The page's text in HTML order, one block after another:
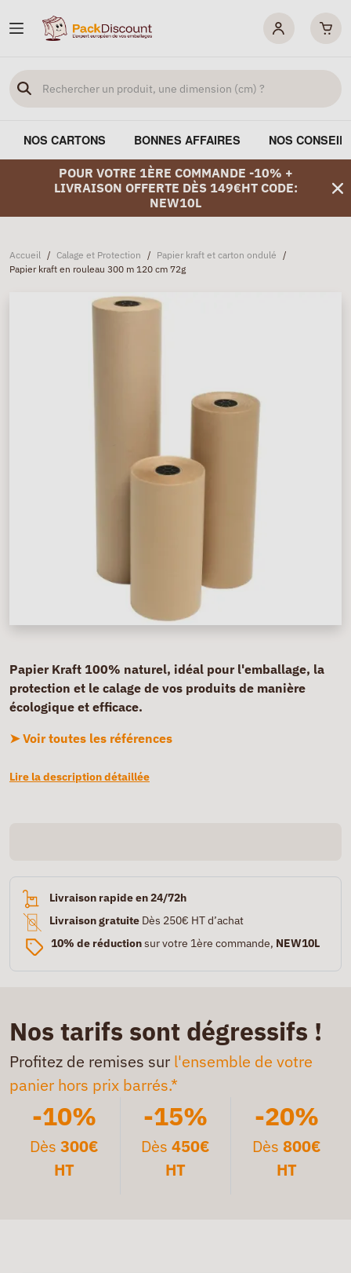
NOS CARTONS BONNES AFFAIRES NOS
POUR VOTRE 1ÈRE COMMANDE -10% +
LIVRAISON OFFERTE DÈS 149€HT CODE:
NEW10L
Accueil / Calage et Protection / Papier kraft et carton ondulé /
Papier kraft en rouleau 300 m 120 cm 72g
Papier Kraft 100% naturel, idéal pour l'emballage, la
protection et le calage de vos produits de manière
écologique et efficace.
➤ Voir toutes les références
Lire la description détaillée
Livraison rapide en 24/72h
Livraison gratuite Dès 250€ HT d’achat
10% de réductionsur votre 1ère commande, NEW10L
Nos tarifs sont dégressifs !
Profitez de remises sur l'ensemble de votre
panier hors prix barrés.*
-10%
Dès300€
HT
-15%
Dès 450€
HT
-20%
Dès 800€
HT